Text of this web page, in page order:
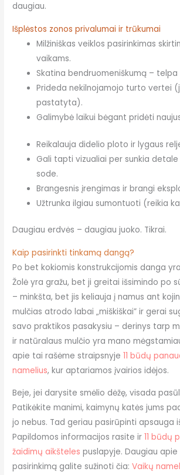
daugiau.
Išplėstos zonos privalumai ir trūkumai
Milžiniškas veiklos pasirinkimas
vaikams.
Skatina bendruomeniškumą – telpa
Prideda nekilnojamojo turto vertei
pastatyta).
Galimybė laikui bėgant pridėti
Reikalauja didelio ploto ir lygaus
Gali tapti vizualiai per sunkia
sode.
Brangesnis įrengimas ir brangi
Užtrunka ilgiau sumontuoti (reikia
Daugiau erdvės – daugiau juoko. Tikrai.
Kaip pasirinkti tinkamą dangą?
Po bet kokiomis konstrukcijomis danga
Žolė yra gražu, bet ji greitai išsimindo po
– minkšta, bet jis keliauja į namus ant
mulčias atrodo labai „miškiškai” ir gerai
savo praktikos pasakysiu – derinys tarp
ir natūralaus mulčio yra mano
apie tai rašėme straipsnyje11 būdų
namelius, kur aptariamos įvairios idėjos.
Beje, jei darysite smėlio dėžę, visada
Patikėkite manimi, kaimynų katės jums
jo nebus. Tad geriau pasirūpinti apsauga
Papildomos informacijos rasite ir11 būdų
žaidimų aikšteles puslapyje. Daugiau
pasirinkimą galite sužinoti čia:Vaikų